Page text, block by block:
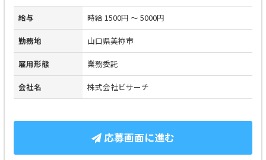
給与 時給 1500円 ～ 5000円
勤務地 山口県美祢市
雇用形態 業務委託
会社名 株式会社ビサーチ
応募画面に進む